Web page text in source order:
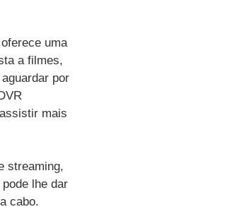
uma
a filmes,
por
mais
streaming,
lhe dar
cabo.